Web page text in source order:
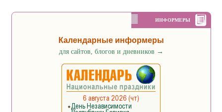
ИНФОРМЕРЫ
Календарные информеры
для сайтов, блогов и дневников →